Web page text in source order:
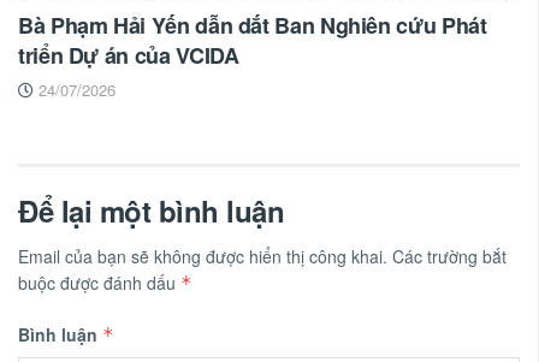
Bà Phạm Hải Yến dẫn dắt Ban Nghiên cứu Phát
triển Dự án của VCIDA
24/07/2026
Để lại một bình luận
Email của bạn sẽ không được hiển thị công khai. Các trường bắt
buộc được đánh dấu *
Bình luận *